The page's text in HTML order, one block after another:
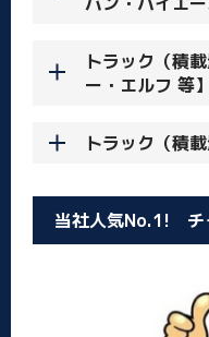
トラック（積
ー・エルフ 等】
トラック（積
当社人気No.1! チ